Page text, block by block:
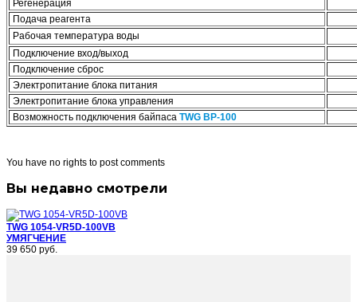
Регенерация
Подача реагента
Рабочая температура воды
Подключение вход/выход
Подключение сброс
Электропитание блока питания
Электропитание блока управления
Возможность подключения байпаса TWG BP-100
You have no rights to post comments
Вы недавно смотрели
TWG 1054-VR5D-100VB
УМЯГЧЕНИЕ
39 650 руб.